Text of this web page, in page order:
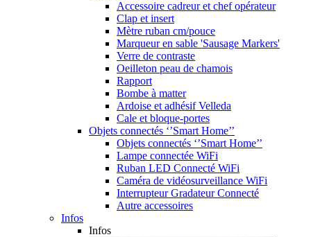
Accessoire cadreur et chef opérateur
Clap et insert
Mètre ruban cm/pouce
Marqueur en sable 'Sausage Markers'
Verre de contraste
Oeilleton peau de chamois
Rapport
Bombe à matter
Ardoise et adhésif Velleda
Cale et bloque-portes
Objets connectés ‘’Smart Home’’
Objets connectés ‘’Smart Home’’
Lampe connectée WiFi
Ruban LED Connecté WiFi
Caméra de vidéosurveillance WiFi
Interrupteur Gradateur Connecté
Autre accessoires
Infos
Infos